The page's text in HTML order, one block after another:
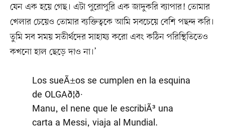
যেন এক হয়ে গেছ। এটা পুরোপুরি এক জাদুকরি ব্যাপার! তোমার
খেলার চেয়েও তোমার ব্যক্তিত্বকে আমি সবচেয়ে বেশি পছন্দ করি।
তুমি সব সময় সতীর্থদের সাহায্য করো এবং কঠিন পরিস্থিতিতেও
কখনো হাল ছেড়ে দাও না।’
Los sueÃ±os se cumplen en la esquina
de OLGAð¦ð·
Manu, el nene que le escribiÃ³ una
carta a Messi, viaja al Mundial.